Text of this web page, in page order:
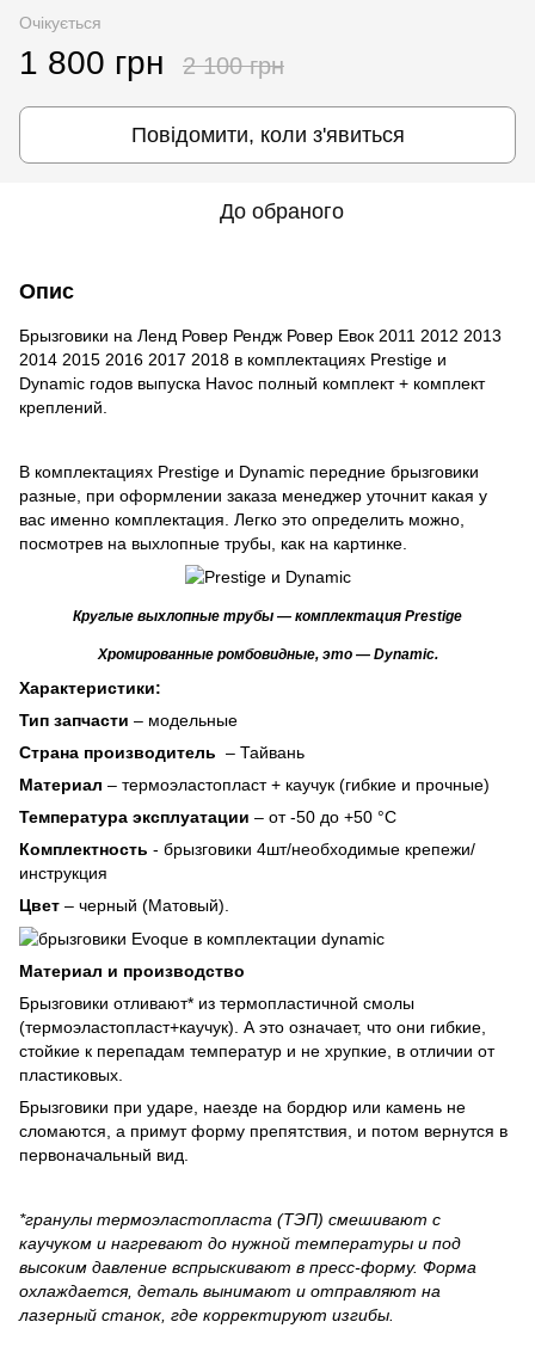
Очікується
1 800 грн 2 100 грн
Повідомити, коли з'явиться
До обраного
Опис
Брызговики на Ленд Ровер Рендж Ровер Евок 2011 2012 2013
2014 2015 2016 2017 2018 в комплектациях Prestige и
Dynamic годов выпуска Havoc полный комплект + комплект
креплений.
В комплектациях Prestige и Dynamic передние брызговики
разные, при оформлении заказа менеджер уточнит какая у
вас именно комплектация. Легко это определить можно,
посмотрев на выхлопные трубы, как на картинке.
Круглые выхлопные трубы — комплектация Prestige
Хромированные ромбовидные, это — Dynamic.
Характеристики:
Тип запчасти – модельные
Страна производитель – Тайвань
Материал – термоэластопласт + каучук (гибкие и прочные)
Температура эксплуатации – от -50 до +50 °C
Комплектность - брызговики 4шт/необходимые крепежи/
инструкция
Цвет – черный (Матовый).
Материал и производство
Брызговики отливают* из термопластичной смолы
(термоэластопласт+каучук). А это означает, что они гибкие,
стойкие к перепадам температур и не хрупкие, в отличии от
пластиковых.
Брызговики при ударе, наезде на бордюр или камень не
сломаются, а примут форму препятствия, и потом вернутся в
первоначальный вид.
*гранулы термоэластопласта (ТЭП) смешивают с
каучуком и нагревают до нужной температуры и под
высоким давление вспрыскивают в пресс-форму. Форма
охлаждается, деталь вынимают и отправляют на
лазерный станок, где корректируют изгибы.